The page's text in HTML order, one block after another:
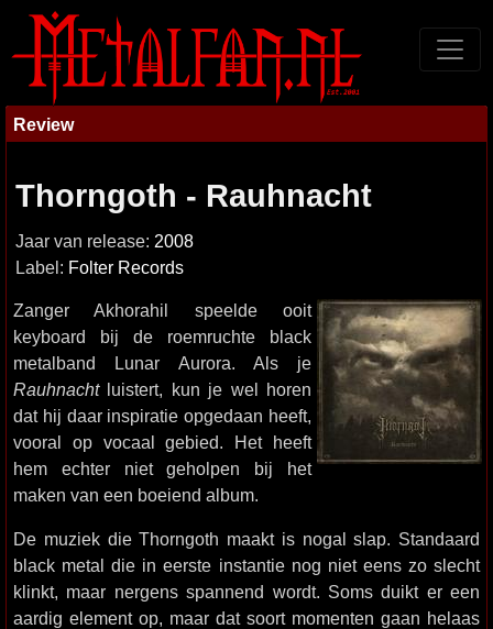
Review
Thorngoth - Rauhnacht
Jaar van release: 2008
Label: Folter Records
Zanger Akhorahil speelde ooit
keyboard bij de roemruchte black
metalband Lunar Aurora. Als je
Rauhnachtluistert, kun je wel horen
dat hij daar inspiratie opgedaan heeft,
vooral op vocaal gebied. Het heeft
hem echter niet geholpen bij het
maken van een boeiend album.
De muziek die Thorngoth maakt is nogal slap. Standaard
black metal die in eerste instantie nog niet eens zo slecht
klinkt, maar nergens spannend wordt. Soms duikt er een
aardig element op, maar dat soort momenten gaan helaas